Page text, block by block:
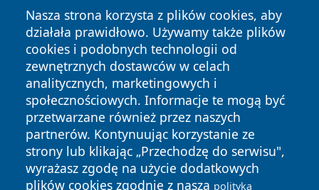
Nasza strona korzysta z plików cookies, aby
działała prawidłowo. Używamy także plików
cookies i podobnych technologii od
zewnętrznych dostawców w celach
analitycznych, marketingowych i
społecznościowych. Informacje te mogą być
przetwarzane również przez naszych
partnerów. Kontynuując korzystanie ze
strony lub klikając „Przechodzę do serwisu",
wyrażasz zgodę na użycie dodatkowych
plików cookies zgodnie z naszą polityką
Copyright © 2026 faktyrzeszow.pl Wszystkie prawa
zastrzeżone.
News Autorzy
Polityka
Prywatności
Polityka
Cookies